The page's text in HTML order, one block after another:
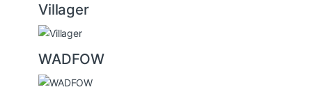
Villager
WADFOW